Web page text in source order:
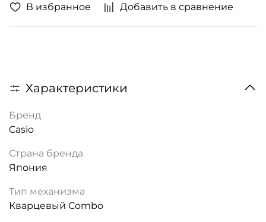
В избранное Добавить в сравнение
Характеристики
Бренд
Casio
Страна бренда
Япония
Тип механизма
Кварцевый Combo